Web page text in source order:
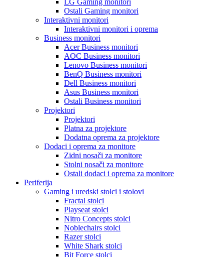
LG Gaming monitori
Ostali Gaming monitori
Interaktivni monitori
Interaktivni monitori i oprema
Business monitori
Acer Business monitori
AOC Business monitori
Lenovo Business monitori
BenQ Business monitori
Dell Business monitori
Asus Business monitori
Ostali Business monitori
Projektori
Projektori
Platna za projektore
Dodatna oprema za projektore
Dodaci i oprema za monitore
Zidni nosači za monitore
Stolni nosači za monitore
Ostali dodaci i oprema za monitore
Periferija
Gaming i uredski stolci i stolovi
Fractal stolci
Playseat stolci
Nitro Concepts stolci
Noblechairs stolci
Razer stolci
White Shark stolci
Bit Force stolci